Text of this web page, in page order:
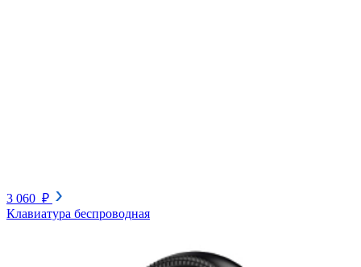
3 060 ₽
Клавиатура беспроводная